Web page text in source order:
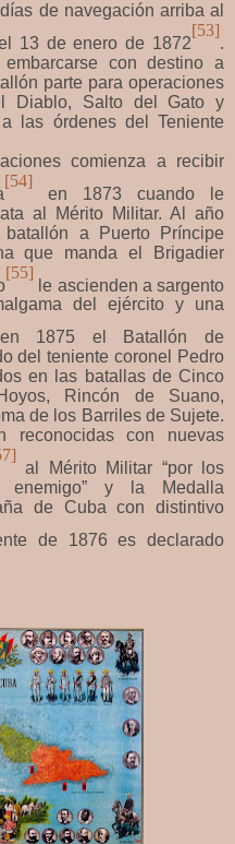
de navegación arriba al
13 de enero de 1872
[53]
.
con destino a
parte para operaciones
Diablo, Salto del Gato y
las órdenes del Teniente
comienza a recibir
[54]
en 1873 cuando le
al Mérito Militar. Al año
a Puerto Príncipe
que manda el Brigadier
[55]
le ascienden a sargento
del ejército y una
1875 el Batallón de
del teniente coronel Pedro
en las batallas de Cinco
Rincón de Suano,
de los Barriles de Sujete.
reconocidas con nuevas
al Mérito Militar “por los
enemigo” y la Medalla
de Cuba con distintivo
de 1876 es declarado